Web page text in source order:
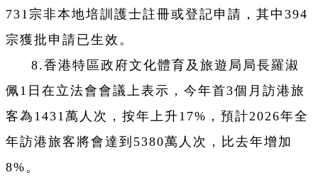
731宗非本地培訓護士註冊或登記申請，其中394
宗獲批申請已生效。
8.香港特區政府文化體育及旅遊局局長羅淑
佩1日在立法會會議上表示，今年首3個月訪港旅
客為1431萬人次，按年上升17%，預計2026年全
年訪港旅客將會達到5380萬人次，比去年增加
8%。